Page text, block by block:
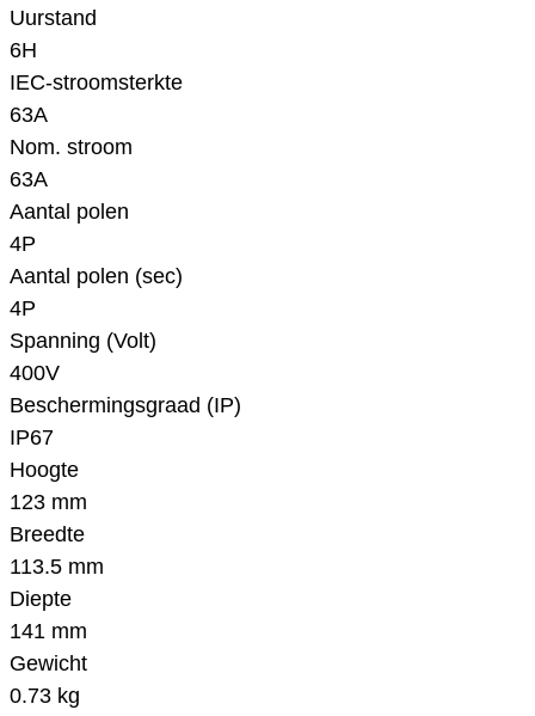
Uurstand
6H
IEC-stroomsterkte
63A
Nom. stroom
63A
Aantal polen
4P
Aantal polen (sec)
4P
Spanning (Volt)
400V
Beschermingsgraad (IP)
IP67
Hoogte
123 mm
Breedte
113.5 mm
Diepte
141 mm
Gewicht
0.73 kg